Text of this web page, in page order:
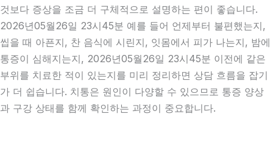
것보다 증상을 조금 더 구체적으로 설명하는 편이 좋습니다.
2026년05월26일 23시45분 예를 들어 언제부터 불편했는지,
씹을 때 아픈지, 찬 음식에 시린지, 잇몸에서 피가 나는지, 밤에
통증이 심해지는지, 2026년05월26일 23시45분 이전에 같은
부위를 치료한 적이 있는지를 미리 정리하면 상담 흐름을 잡기
가 더 쉽습니다. 치통은 원인이 다양할 수 있으므로 통증 양상
과 구강 상태를 함께 확인하는 과정이 중요합니다.